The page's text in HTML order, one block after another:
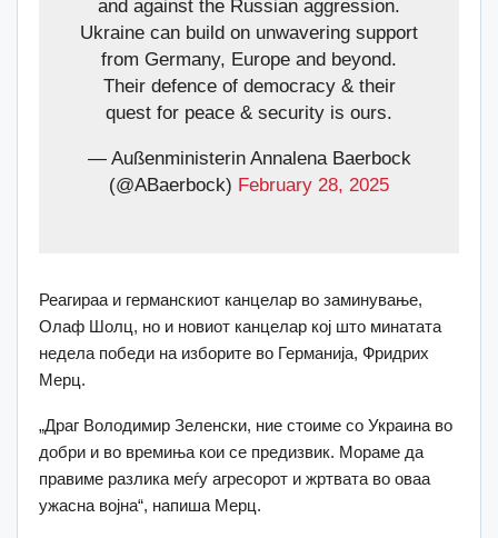
and against the Russian aggression.
Ukraine can build on unwavering support
from Germany, Europe and beyond.
Their defence of democracy & their
quest for peace & security is ours.
— Außenministerin Annalena Baerbock
(@ABaerbock) February 28, 2025
Реагираа и германскиот канцелар во заминување,
Олаф Шолц, но и новиот канцелар кој што минатата
недела победи на изборите во Германија, Фридрих
Мерц.
„Драг Володимир Зеленски, ние стоиме со Украина во
добри и во времиња кои се предизвик. Мораме да
правиме разлика меѓу агресорот и жртвата во оваа
ужасна војна“, напиша Мерц.